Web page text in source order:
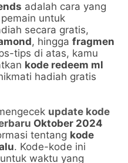
adalah cara yang
untuk
secara gratis,
, hinggafragmen
tips di atas, kamu
kode redeem ml
hadiah gratis
update kode
Oktober 2024
tentang kode
. Kode-kode ini
waktu yang